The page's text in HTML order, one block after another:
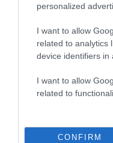
personalized
I want to allow
related to analytics
device identifiers in
I want to allow
related to
CONFIRM
Megosztás: Facebook
Derulo, The Last